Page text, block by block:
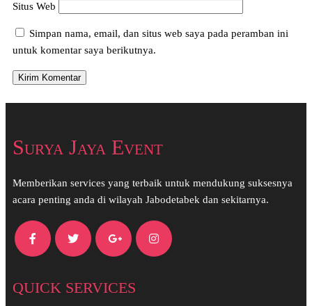
Situs Web
Simpan nama, email, dan situs web saya pada peramban ini
untuk komentar saya berikutnya.
Surya Jaya Event
Memberikan services yang terbaik untuk mendukung suksesnya
acara penting anda di wilayah Jabodetabek dan sekitarnya.
QUICK SERVICES